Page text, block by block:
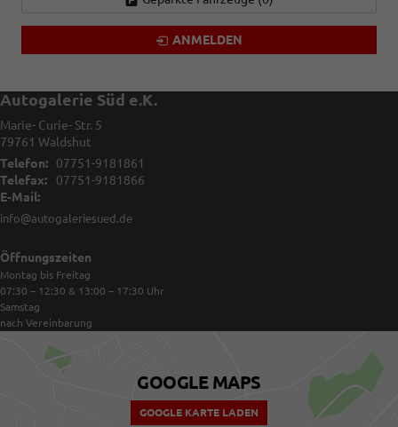
ANMELDEN
Autogalerie Süd e.K.
Marie- Curie- Str. 5
79761 Waldshut
Telefon:
07751-9181861
Telefax:
07751-9181866
E-Mail:
info@autogaleriesued.de
Öffnungszeiten
Montag bis Freitag
07:30 – 12:30 & 13:00 – 17:30 Uhr
Samstag
nach Vereinbarung
GOOGLE MAPS
GOOGLE KARTE LADEN